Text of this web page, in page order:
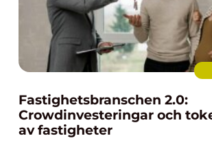
Fastighetsbranschen 2.0:
Crowdinvesteringar och
av fastigheter